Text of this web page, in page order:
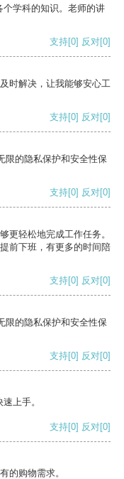
学科的知识。老师的讲
支持[0] 反对[0]
时解决，让我能够安心工
支持[0] 反对[0]
限的隐私保护和安全性保
支持[0] 反对[0]
更轻松地完成工作任务。
前下班，有更多的时间陪
支持[0] 反对[0]
限的隐私保护和安全性保
支持[0] 反对[0]
上手。
支持[0] 反对[0]
的购物需求。